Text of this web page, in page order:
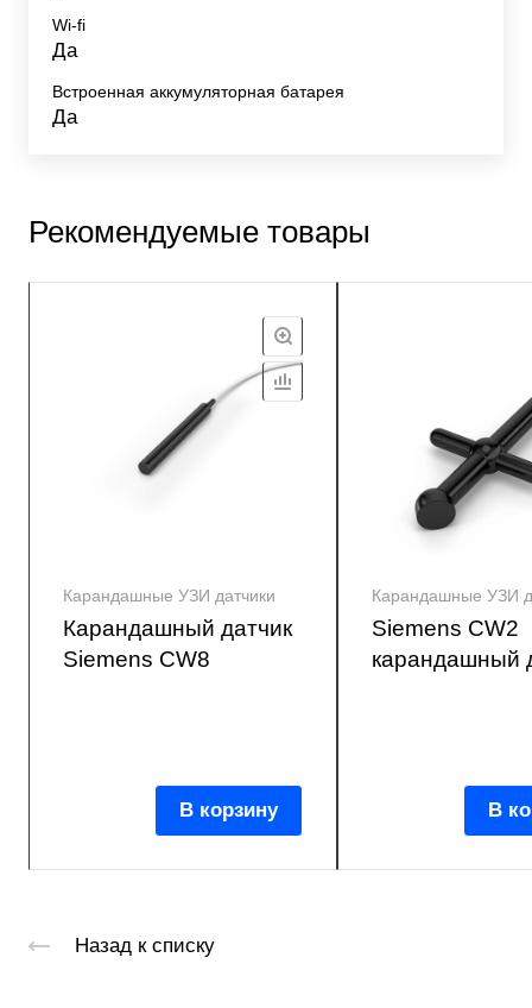
Wi-fi
Да
Встроенная аккумуляторная батарея
Да
Рекомендуемые товары
Карандашные УЗИ датчики
Карандашный датчик
Siemens CW8
В корзину
Карандашные УЗИ
Siemens CW2
карандашный
В
Назад к списку